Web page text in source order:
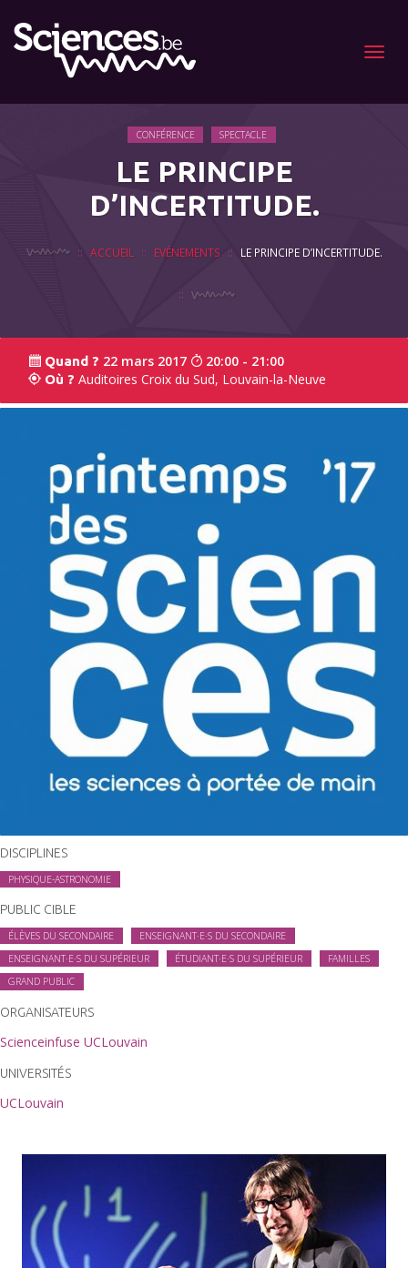
Menu
CONFÉRENCE SPECTACLE
LE PRINCIPE
D’INCERTITUDE.
ACCUEIL EVÉNEMENTS LE PRINCIPE D’INCERTITUDE.
Quand ? 22 mars 2017 20:00 - 21:00
Où ? Auditoires Croix du Sud, Louvain-la-Neuve
DISCIPLINES
PHYSIQUE-ASTRONOMIE
PUBLIC CIBLE
ÉLÈVES DU SECONDAIRE
ENSEIGNANT·E·S DU SECONDAIRE
ENSEIGNANT·E·S DU SUPÉRIEUR
ÉTUDIANT·E·S DU SUPÉRIEUR
FAMILLES
GRAND PUBLIC
ORGANISATEURS
Scienceinfuse UCLouvain
UNIVERSITÉS
UCLouvain